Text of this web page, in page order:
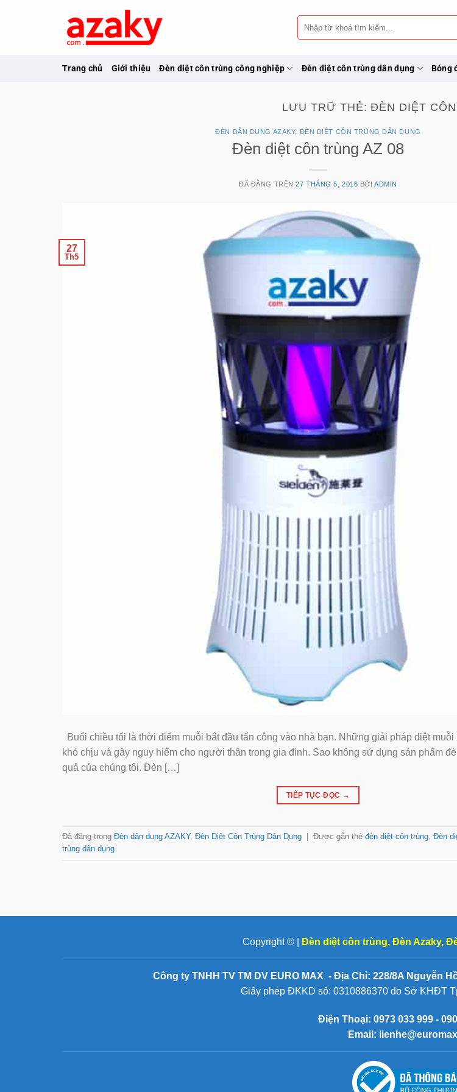
Tìm
kiếm:
Trang chủ Giới thiệu Đèn diệt côn trùng công nghiệp Đèn diệt côn trùng dân dụng Bóng
LƯU TRỮ THẺ:ĐÈN DIỆT
ĐÈN DÂN DỤNG AZAKY, ĐÈN DIỆT CÔN TRÙNG DÂN DỤNG
Đèn diệt côn trùng AZ 08
ĐÃ ĐĂNG TRÊN27 THÁNG 5, 2016 BỞIADMIN
27
Th5
Buổi chiều tối là thời điểm muỗi bắt đầu tấn công vào nhà bạn. Những giải pháp diệt
khó chịu và gây nguy hiểm cho người thân trong gia đình. Sao không sử dụng sản phẩm
quả của chúng tôi. Đèn […]
TIẾP TỤC ĐỌC →
Đã đăng trong Đèn dân dụng AZAKY, Đèn Diệt Côn Trùng Dân Dụng Được gắn thẻ đèn diệt côn trùng, Đèn
trùng dân dụng
Copyright © | Đèn diệt côn trùng, Đèn Azaky,
Công ty TNHH TV TM DV EURO MAX - Địa Chỉ: 228/8A Nguyễn
Giấy phép ĐKKD số: 0310886370 do Sở KHĐT
Điện Thoại: 0973 033 999 -
Email: